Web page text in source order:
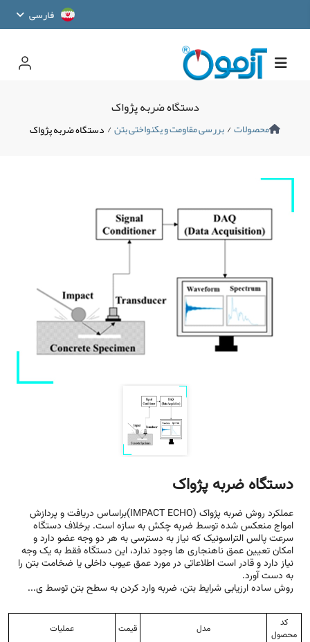
فارسی
دستگاه ضربه پژواک
محصولات/بررسی مقاومت و یکنواختی بتن/ دستگاه ضربه پژواک
دستگاه ضربه پژواک
عملکرد روش ضربه پژواک (IMPACT ECHO)براساس دریافت و پردازش
امواج منعکس شده توسط ضربه چکش به سازه است. برخلاف دستگاه
سرعت پالس التراسونیک که نیاز به دسترسی به هر دو وجه عضو دارد و
امکان تعیین عمق ناهنجاری ها وجود ندارد، این دستگاه فقط به یک وجه
نیاز دارد و قادر است اطلاعاتی در مورد عمق عیوب داخلی یا ضخامت بتن را
به دست آورد.
روش ساده ارزیابی شرایط بتن، ضربه وارد کردن به سطح بتن توسط ی...
کد
محصول
مدل قیمت عملیات